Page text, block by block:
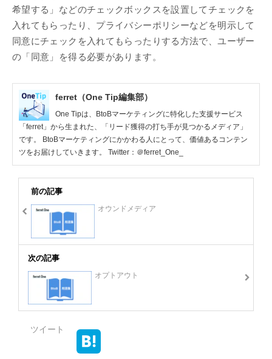
希望する」などのチェックボックスを設置してチェックを
入れてもらったり、プライバシーポリシーなどを明示して
同意にチェックを入れてもらったりする方法で、ユーザー
の「同意」を得る必要があります。
ferret（One Tip編集部）
One Tipは、BtoBマーケティングに特化した支援サービス
「ferret」から生まれた、「リード獲得の打ち手が見つかるメディア」
です。 BtoBマーケティングにかかわる人にとって、価値あるコンテン
ツをお届けしていきます。 Twitter：＠ferret_One_
前の記事
オウンドメディア
次の記事
オプトアウト
ツイート